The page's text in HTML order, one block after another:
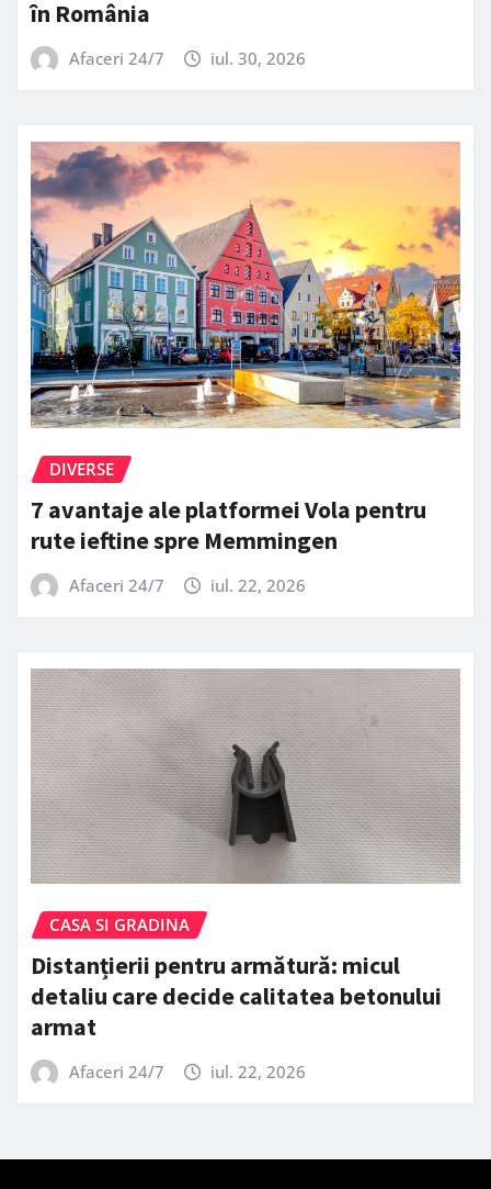
în România
Afaceri 24/7 iul. 30, 2026
DIVERSE
7 avantaje ale platformei Vola pentru
rute ieftine spre Memmingen
Afaceri 24/7 iul. 22, 2026
CASA SI GRADINA
Distanțierii pentru armătură: micul
detaliu care decide calitatea betonului
armat
Afaceri 24/7 iul. 22, 2026